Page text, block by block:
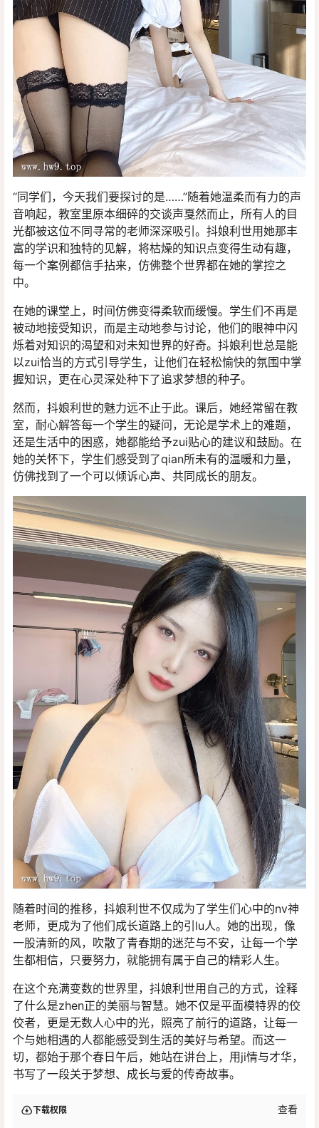
“同学们，今天我们要探讨的是……”随着她温柔而有力的声
音响起，教室里原本细碎的交谈声戛然而止，所有人的目
光都被这位不同寻常的老师深深吸引。抖娘利世用她那丰
富的学识和独特的见解，将枯燥的知识点变得生动有趣，
每一个案例都信手拈来，仿佛整个世界都在她的掌控之
中。
在她的课堂上，时间仿佛变得柔软而缓慢。学生们不再是
被动地接受知识，而是主动地参与讨论，他们的眼神中闪
烁着对知识的渴望和对未知世界的好奇。抖娘利世总是能
以zui恰当的方式引导学生，让他们在轻松愉快的氛围中掌
握知识，更在心灵深处种下了追求梦想的种子。
然而，抖娘利世的魅力远不止于此。课后，她经常留在教
室，耐心解答每一个学生的疑问，无论是学术上的难题，
还是生活中的困惑，她都能给予zui贴心的建议和鼓励。在
她的关怀下，学生们感受到了qian所未有的温暖和力量，
仿佛找到了一个可以倾诉心声、共同成长的朋友。
随着时间的推移，抖娘利世不仅成为了学生们心中的nv神
老师，更成为了他们成长道路上的引lu人。她的出现，像
一股清新的风，吹散了青春期的迷茫与不安，让每一个学
生都相信，只要努力，就能拥有属于自己的精彩人生。
在这个充满变数的世界里，抖娘利世用自己的方式，诠释
了什么是zhen正的美丽与智慧。她不仅是平面模特界的佼
佼者，更是无数人心中的光，照亮了前行的道路，让每一
个与她相遇的人都能感受到生活的美好与希望。而这一
切，都始于那个春日午后，她站在讲台上，用ji情与才华，
书写了一段关于梦想、成长与爱的传奇故事。
下载权限 查看